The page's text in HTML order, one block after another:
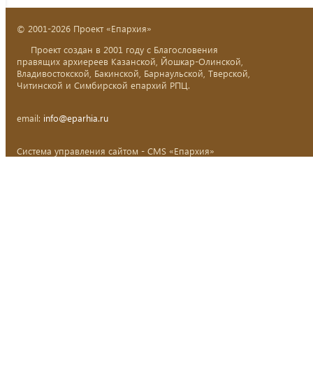
© 2001-2026 Проект «Епархия»
Проект создан в 2001 году с Благословения
правящих архиереев Казанской, Йошкар-Олинской,
Владивостокской, Бакинской, Барнаульской, Тверской,
Читинской и Симбирской епархий РПЦ.
email: info@eparhia.ru
Система управления сайтом - CMS «Епархия»